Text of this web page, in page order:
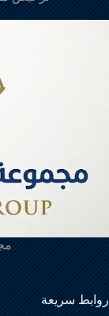
روابط سريعة